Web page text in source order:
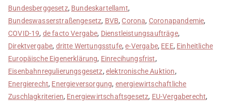
Bundesberggesetz, Bundeskartellamt,
Bundeswasserstraßengesetz, BVB,Corona, Coronapandemie,
COVID-19, de facto Vergabe, Dienstleistungsaufträge,
Direktvergabe, dritte Wertungsstufe,e-Vergabe, EEE, Einheitliche
Europäische Eigenerklärung, Einrecihungsfrist,
Eisenbahnregulierungsgesetz, elektronische Auktion,
Energierecht, Energieversorgung, energiewirtschaftliche
Zuschlagkriterien, Energiewirtschaftsgesetz, EU-Vergaberecht,